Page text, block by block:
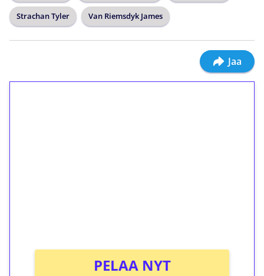
Strachan Tyler Van Riemsdyk James
Jaa
PELAA NYT